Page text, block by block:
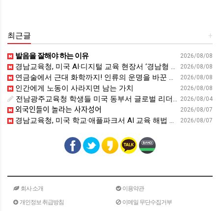
+
최근글
2026/08/08
발음을 잘해야 하는 이유
2026/08/08
경남교육청, 미국 AI·디지털 교육 현장서 ‘경남형 해법’ 찾는다 - 뉴스프리존
2026/08/08
연금술에서 근대 화학까지! 인류의 운명을 바꾼 위대한 발견 : 생각하는 청소년을 위한 과학 시리즈 2부(feat.박문호 박사)
2026/08/08
인간에게 노동이 사라지면 남는 가치
2026/08/04
전남광주교육청 학생들 미국 동부서 글로벌 리더십 체험 - 전남인터넷신문
2026/08/07
외국인들이 놀라는 사자성어
2026/08/07
경남교육청, 미국 학교·애플파크서 AI 교육 해법 찾는다 - 스트레이트뉴스
회사 소개
이용약관
개인정보 취급방침
이메일 무단수집거부